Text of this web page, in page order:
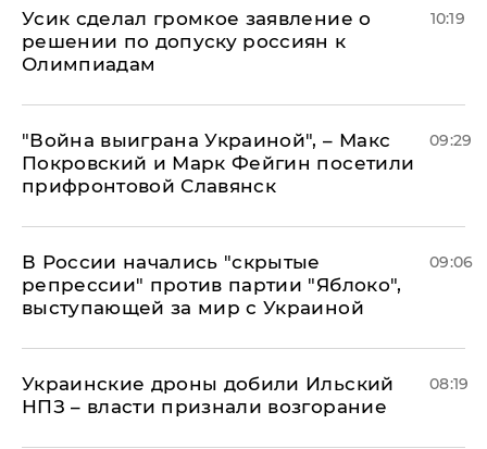
Усик сделал громкое заявление о
решении по допуску россиян к
Олимпиадам
10:19
"Война выиграна Украиной", – Макс
Покровский и Марк Фейгин посетили
прифронтовой Славянск
09:29
В России начались "скрытые
репрессии" против партии "Яблоко",
выступающей за мир с Украиной
09:06
Украинские дроны добили Ильский
НПЗ – власти признали возгорание
08:19